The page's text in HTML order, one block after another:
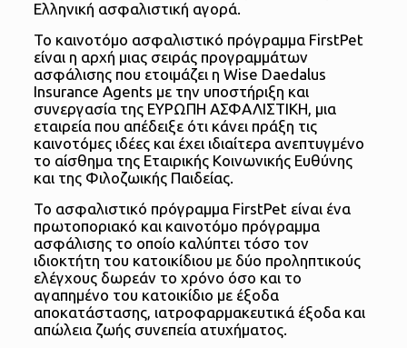
Ελληνική ασφαλιστική αγορά.
Το καινοτόμο ασφαλιστικό πρόγραμμα FirstPet
είναι η αρχή μιας σειράς προγραμμάτων
ασφάλισης που ετοιμάζει η Wise Daedalus
Insurance Agents με την υποστήριξη και
συνεργασία της ΕΥΡΩΠΗ ΑΣΦΑΛΙΣΤΙΚΗ, μια
εταιρεία που απέδειξε ότι κάνει πράξη τις
καινοτόμες ιδέες και έχει ιδιαίτερα ανεπτυγμένο
το αίσθημα της Εταιρικής Κοινωνικής Ευθύνης
και της Φιλοζωικής Παιδείας.
Το ασφαλιστικό πρόγραμμα FirstPet είναι ένα
πρωτοποριακό και καινοτόμο πρόγραμμα
ασφάλισης το οποίο καλύπτει τόσο τον
ιδιοκτήτη του κατοικίδιου με δύο προληπτικούς
ελέγχους δωρεάν το χρόνο όσο και το
αγαπημένο του κατοικίδιο με έξοδα
αποκατάστασης, ιατροφαρμακευτικά έξοδα και
απώλεια ζωής συνεπεία ατυχήματος.